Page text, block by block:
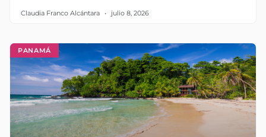
Claudia Franco Alcántara julio 8, 2026
PANAMÁ